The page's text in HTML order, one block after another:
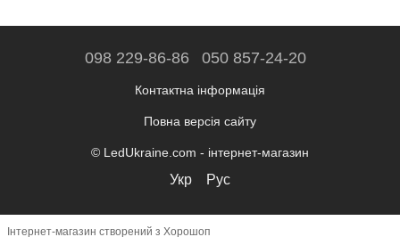
098 229-86-86 050 857-24-20
Контактна інформація
Повна версія сайту
© LedUkraine.com - інтернет-магазин
Укр Рус
Інтернет-магазин створений з Хорошоп